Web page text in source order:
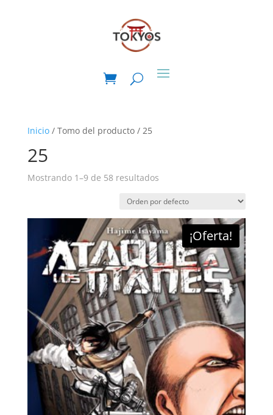
Inicio/ Tomo del producto / 25
25
Mostrando 1–9 de 58 resultados
¡Oferta!